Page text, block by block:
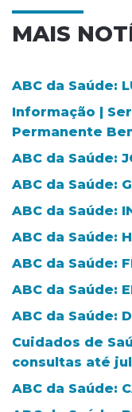
MAIS
ABC da Saúde:
Informação |
Permanente
ABC da Saúde:
ABC da Saúde:
ABC da Saúde:
ABC da Saúde:
ABC da Saúde:
ABC da Saúde:
ABC da Saúde:
Cuidados de
consultas até
ABC da Saúde: